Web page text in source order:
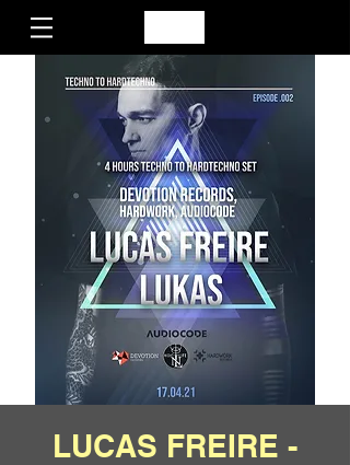
LUCAS FREIRE -